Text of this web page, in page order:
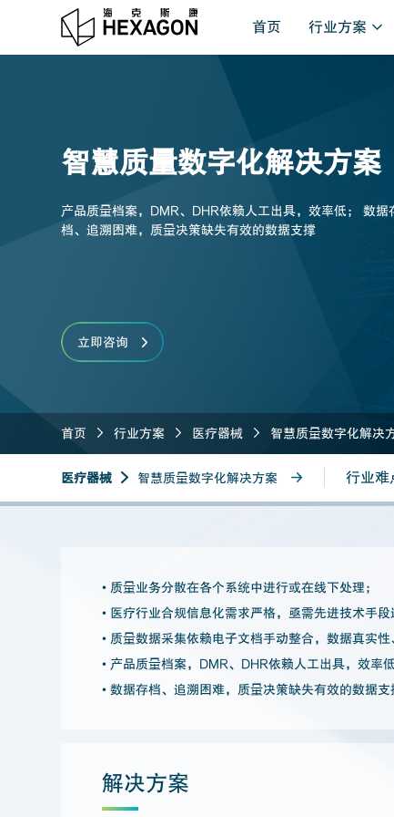
首页 行业方案
智慧质量数字化解决方案
产品质量档案，DMR、DHR依赖人工出具，效率低； 数据
档、追溯困难，质量决策缺失有效的数据支撑
立即咨询
首页 行业方案 医疗器械 智慧质量数字化解决
医疗器械 智慧质量数字化解决方案 行业难
• 质量业务分散在各个系统中进行或在线下处理；
• 医疗行业合规信息化需求严格，亟需先进技术手段
• 质量数据采集依赖电子文档手动整合，数据真实性
• 产品质量档案，DMR、DHR依赖人工出具，效率低
• 数据存档、追溯困难，质量决策缺失有效的数据支
解决方案